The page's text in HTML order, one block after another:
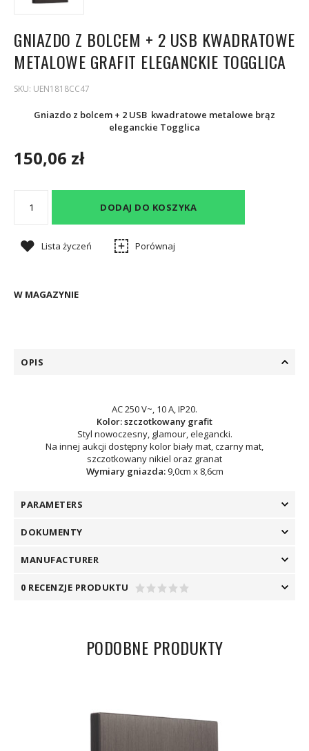
GNIAZDO Z BOLCEM + 2 USB KWADRATOWE
METALOWE GRAFIT ELEGANCKIE TOGGLICA
SKU: UEN1818CC47
Gniazdo z bolcem + 2 USB kwadratowe metalowe brąz
eleganckie Togglica
150,06 zł
DODAJ DO KOSZYKA
Lista życzeń Porównaj
W MAGAZYNIE
OPIS
AC 250 V~, 10 A, IP20.
Kolor: szczotkowany grafit
Styl nowoczesny, glamour, elegancki.
Na innej aukcji dostępny kolor biały mat, czarny mat,
szczotkowany nikiel oraz granat
Wymiary gniazda:9,0cm x 8,6cm
PARAMETERS
DOKUMENTY
MANUFACTURER
0 RECENZJE PRODUKTU
PODOBNE PRODUKTY